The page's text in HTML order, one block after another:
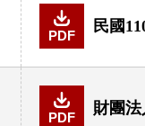
PDF
民國
PDF
財團